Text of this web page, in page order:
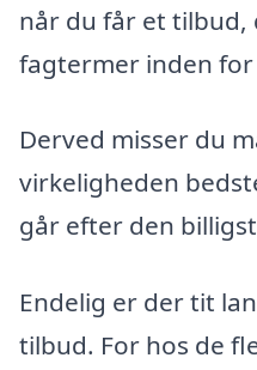
når du får et tilbud,
fagtermer inden
Derved misser du
virkeligheden
går efter den
Endelig er der tit
tilbud. For hos de